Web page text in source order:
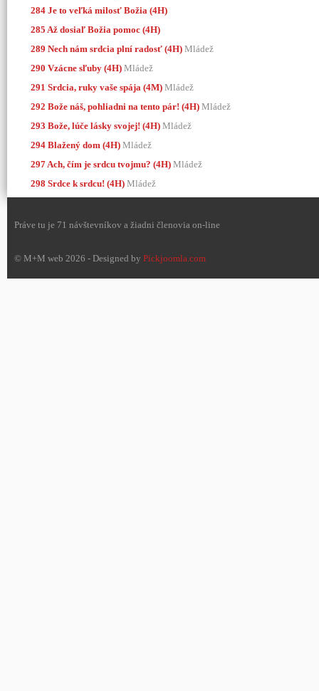
284 Je to veľká milosť Božia (4H)
285 Až dosiaľ Božia pomoc (4H)
289 Nech nám srdcia plní radosť (4H) Mládež
290 Vzácne sľuby (4H) Mládež
291 Srdcia, ruky vaše spája (4M) Mládež
292 Bože náš, pohliadni na tento pár! (4H) Mládež
293 Bože, lúče lásky svojej! (4H) Mládež
294 Blažený dom (4H) Mládež
297 Ach, čím je srdcu tvojmu? (4H) Mládež
298 Srdce k srdcu! (4H) Mládež
Práve tu je 71 návštevníkov a žiadni členovia on-line
© M+M web 2026 - Designed by Pickjoomla.com